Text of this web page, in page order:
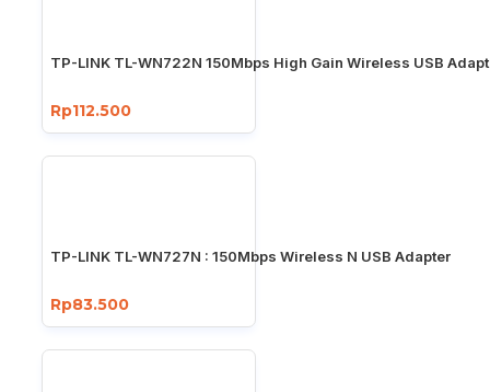
TP-LINK TL-WN722N 150Mbps High Gain Wireless USB
Rp112.500
TP-LINK TL-WN727N : 150Mbps Wireless N USB Adapter
Rp83.500